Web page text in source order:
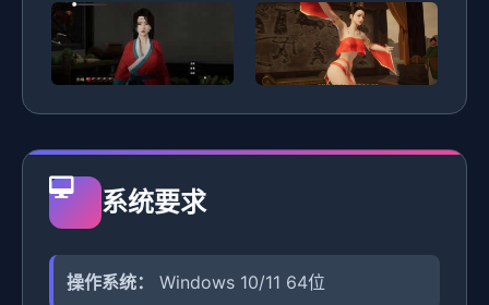
系统要求
操作系统： Windows 10/11 64位